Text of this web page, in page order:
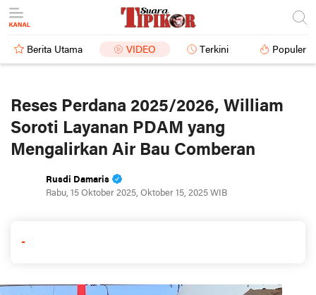
Berita Utama VIDEO Terkini Populer
Reses Perdana 2025/2026, William
Soroti Layanan PDAM yang
Mengalirkan Air Bau Comberan
Rusdi Damaris
Rabu, 15 Oktober 2025, Oktober 15, 2025 WIB
-